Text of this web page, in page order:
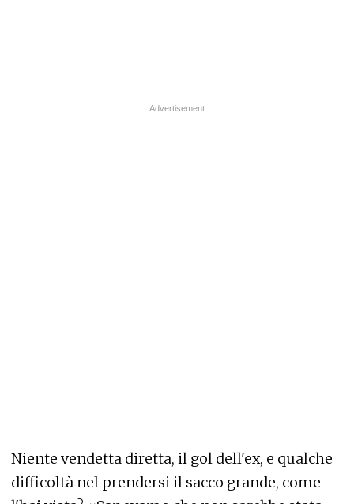
Niente vendetta diretta, il gol dell'ex, e qualche
difficoltà nel prendersi il sacco grande, come